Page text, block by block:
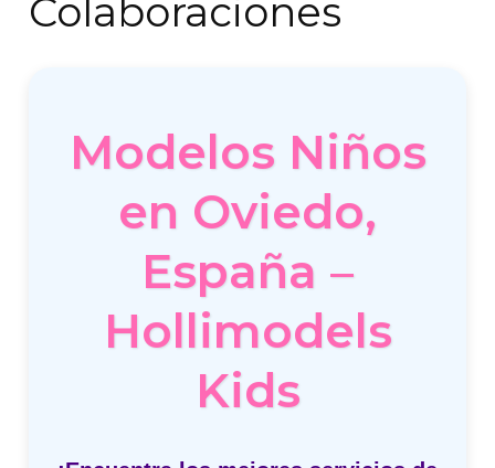
Colaboraciones
Modelos Niños
en Oviedo,
España –
Hollimodels
Kids